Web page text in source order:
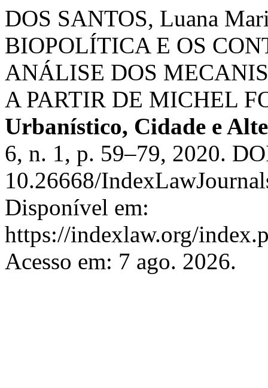
DOS SANTOS, Luana
BIOPOLÍTICA E OS
ANÁLISE DOS
A PARTIR DE MICHEL
Urbanístico, Cidade e
6, n. 1, p. 59–79, 2020.
10.26668/
Disponível em:
https://indexlaw.org/
Acesso em: 7 ago. 2026.